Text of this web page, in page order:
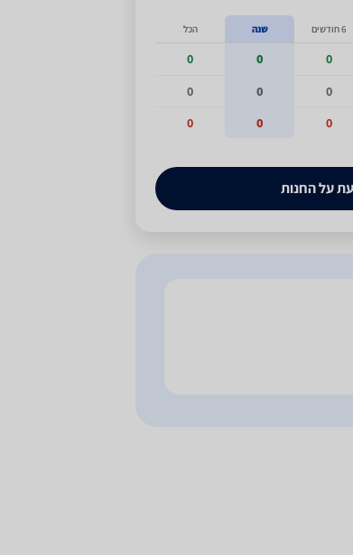
6 חודשים שנה הכל
0
0
0
0
0
0
0
0
0
על החנות